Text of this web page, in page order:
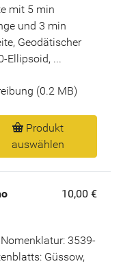
mit 5 min
und 3 min
Geodätischer
Ellipsoid, ...
(0.2 MB)
Produkt
auswählen
10,00 €
3539-
Güssow,